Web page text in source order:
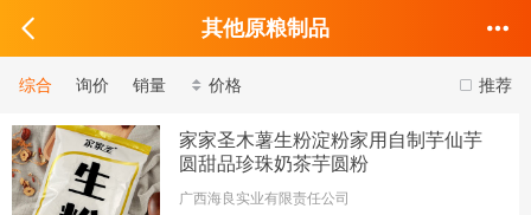
其他原粮制品
推荐
综合 询价 销量 价格
家家圣木薯生粉淀粉家用自制芋仙芋
圆甜品珍珠奶茶芋圆粉
广西海良实业有限责任公司